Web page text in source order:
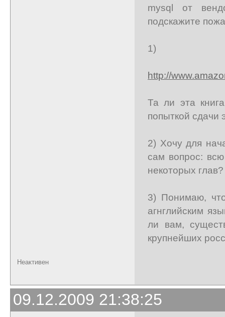
mysql от
подскажите
1)
http://
Та ли эта
попыткой сдачи
2) Хочу для
сам вопрос:
некоторых глав?
3) Понимаю,
агнглийским
ли вам,
крупнейших
Неактивен
09.12.2009 21:38:25